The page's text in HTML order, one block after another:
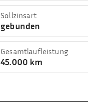
Sollzinsart
gebunden
Gesamtlaufleistung
45.000 km